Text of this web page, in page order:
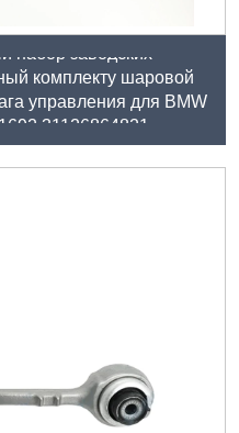
набор заводских
комплекту шаровой
управления для BMW
31126864821